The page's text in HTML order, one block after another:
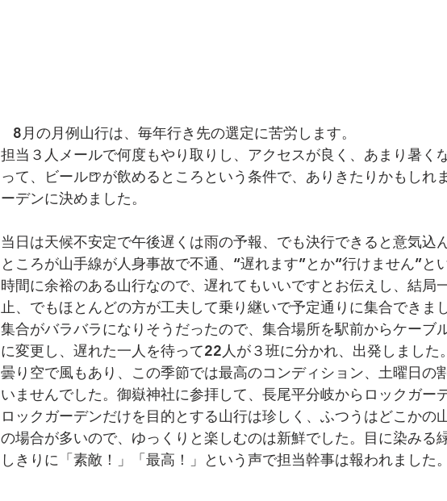
   8月の月例山行は、毎年行き先の選定に苦労します。
担当３人メールで何度もやり取りし、アクセスが良く、あまり暑く
って、ビール🍺が飲めるところという条件で、ありきたりかもしれ
ーデンに決めました。
当日は天候不安定で午後遅くは雨の予報、でも決行できると意気込
ところが山手線が人身事故で不通、“遅れます”とか“行けません”と
時間に余裕のある山行なので、遅れてもいいですとお伝えし、結局
止、でもほとんどの方が工夫して乗り継いで予定通りに集合できまし
集合がバラバラになりそうだったので、集合場所を駅前からケーブ
に変更し、遅れた一人を待って22人が３班に分かれ、出発しました。
曇り空で風もあり、この季節では最高のコンディション、土曜日の
いませんでした。御嶽神社に参拝して、長尾平分岐からロックガー
ロックガーデンだけを目的とする山行は珍しく、ふつうはどこかの
の場合が多いので、ゆっくりと楽しむのは新鮮でした。目に染みる
しきりに「素敵！」「最高！」という声で担当幹事は報われました。